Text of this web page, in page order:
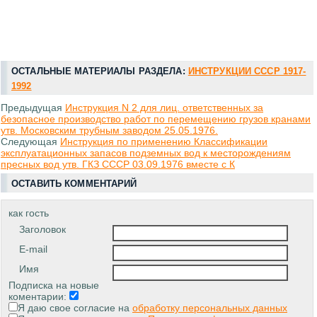
ОСТАЛЬНЫЕ МАТЕРИАЛЫ РАЗДЕЛА: ИНСТРУКЦИИ СССР 1917-
1992
Предыдущая Инструкция N 2 для лиц. ответственных за
безопасное производство работ по перемещению грузов кранами
утв. Московским трубным заводом 25.05.1976.
Следующая Инструкция по применению Классификации
эксплуатационных запасов подземных вод к месторождениям
пресных вод утв. ГКЗ СССР 03.09.1976 вместе с К
ОСТАВИТЬ КОММЕНТАРИЙ
как гость
Заголовок
E-mail
Имя
Подписка на новые
коментарии:
Я даю свое согласие на обработку персональных данных